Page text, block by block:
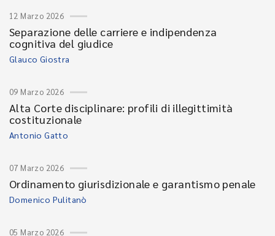
12 Marzo 2026
Separazione delle carriere e indipendenza
cognitiva del giudice
Glauco Giostra
09 Marzo 2026
Alta Corte disciplinare: profili di illegittimità
costituzionale
Antonio Gatto
07 Marzo 2026
Ordinamento giurisdizionale e garantismo penale
Domenico Pulitanò
05 Marzo 2026